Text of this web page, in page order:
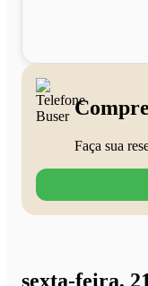
Faça sua
sexta-feira,